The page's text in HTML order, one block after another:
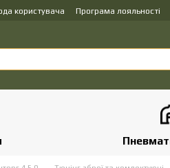
користувача Програма лояльності